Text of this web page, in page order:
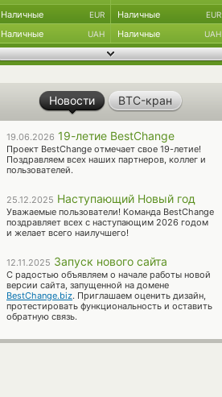
Наличные EUR Наличные EUR
Наличные UAH Наличные UAH
Новости BTC-кран
19.06.2026 19-летие BestChange
Проект BestChange отмечает свое 19-летие!
Поздравляем всех наших партнеров, коллег и
пользователей.
25.12.2025 Наступающий Новый год
Уважаемые пользователи! Команда BestChange
поздравляет всех с наступающим 2026 годом
и желает всего наилучшего!
12.11.2025 Запуск нового сайта
С радостью объявляем о начале работы новой
версии сайта, запущенной на домене
BestChange.biz. Приглашаем оценить дизайн,
протестировать функциональность и оставить
обратную связь.